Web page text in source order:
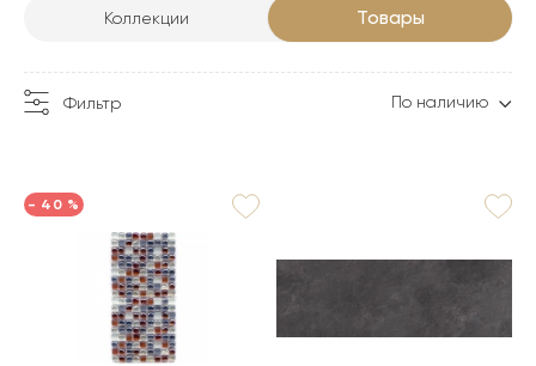
Коллекции Товары
Фильтр По наличию
- 40 %